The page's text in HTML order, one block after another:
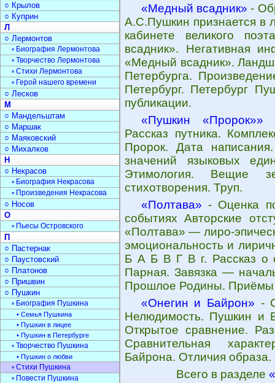
«Медный всадник» -
А.С.Пушкин признается в
кабинете великого
всадник». Негативная
«Медный всадник».
Петербурга.
Петербург. Петербург
публикации.
«Пушкин «Пророк»»
Рассказ путника.
Пророк. Дата
значений языковых
Этимология. Вещие
стихотворения. Труп.
«Полтава» - Оценка
событиях Авторские
«Полтава» — лиро-
эмоциональность и
Б А Б В Г В г. Рассказ о
Парная. Завязка —
Прошлое Родины. Приёмы
«Онегин и Байрон» -
Нелюдимость. Пушкин и
Открытое сравнение.
Сравнительная
Байрона. Отличия образа.
Всего в разделе
○ Крылов
○ Куприн
Л
○ Лермонтов
▫ Биография Лермонтова
▫ Творчество Лермонтова
▫ Стихи Лермонтова
▫ Герой нашего времени
○ Лесков
М
○ Мандельштам
○ Маршак
○ Маяковский
○ Михалков
Н
○ Некрасов
▫ Биография Некрасова
▫ Произведения Некрасова
○ Носов
О
▫ Пьесы Островского
П
○ Пастернак
○ Паустовский
○ Платонов
○ Пришвин
○ Пушкин
▫ Биография Пушкина
• Семья Пушкина
• Пушкин в лицее
• Пушкин в Петербурге
▫ Творчество Пушкина
• Пушкин о любви
▫ Стихи Пушкина
▫ Повести Пушкина